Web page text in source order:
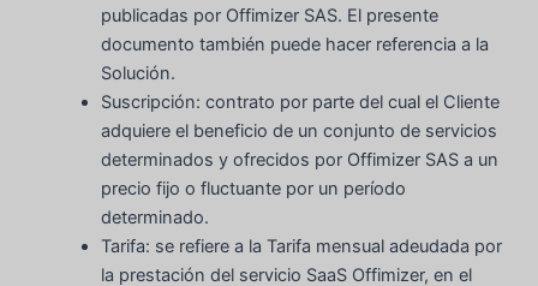
publicadas por Offimizer SAS. El presente
documento también puede hacer referencia a la
Solución.
Suscripción: contrato por parte del cual el Cliente
adquiere el beneficio de un conjunto de servicios
determinados y ofrecidos por Offimizer SAS a un
precio fijo o fluctuante por un período
determinado.
Tarifa: se refiere a la Tarifa mensual adeudada por
la prestación del servicio SaaS Offimizer, en el